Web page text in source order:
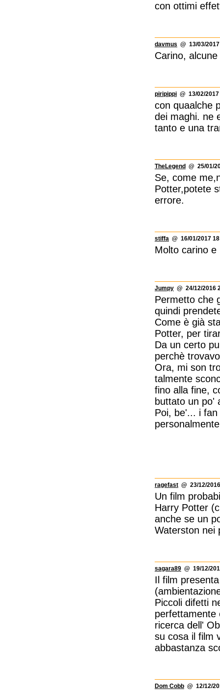
con ottimi
davmus @ 13/03/
Carino,
piripippi @ 13/02/
con quaalche
dei maghi. ne
tanto e una
TheLegend @ 25/01/
Se, come
Potter,potete
errore.
stiffa @ 16/01/2017
Molto carino e
Jumpy @ 24/12/2016
Permetto che
quindi
Come è già
Potter, per
Da un certo
perchè
Ora, mi son
talmente
fino alla fine,
buttato un po'
Poi, be'... i
ragefast @ 23/12/
Un film
Harry Potter
anche se un
Waterston nei
sagara89 @ 19/12/
Il film
Piccoli difetti
perfettamente
ricerca dell'
su cosa il film
abbastanza
Dom Cobb @ 12/12/